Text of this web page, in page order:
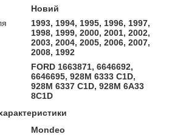
Новий
1993, 1994, 1995, 1996, 1997,
1998, 1999, 2000, 2001, 2002,
2003, 2004, 2005, 2006, 2007,
2008, 1992
FORD 1663871, 6646692,
6646695, 928M 6333 C1D,
928M 6337 C1D, 928M 6A33
8C1D
Mondeo